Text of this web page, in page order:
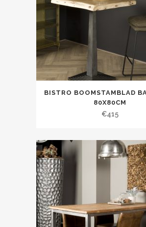
BISTRO BOOMSTAMBLAD
80X80CM
€415